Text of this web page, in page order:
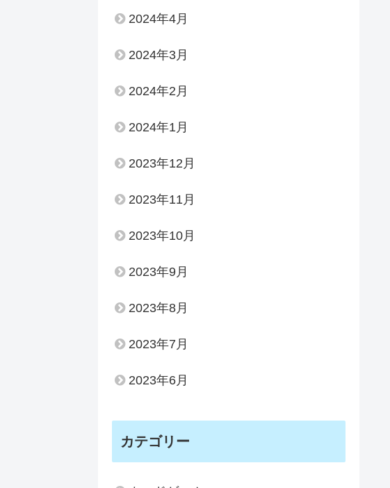
2024年4月
2024年3月
2024年2月
2024年1月
2023年12月
2023年11月
2023年10月
2023年9月
2023年8月
2023年7月
2023年6月
カテゴリー